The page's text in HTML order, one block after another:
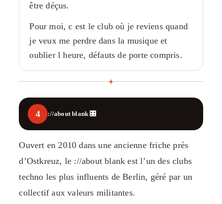
être déçus.
Pour moi, c est le club où je reviens quand
je veux me perdre dans la musique et
oublier l heure, défauts de porte compris.
4 ://about blank 🎛️
Ouvert en 2010 dans une ancienne friche près
d’Ostkreuz, le ://about blank est l’un des clubs
techno les plus influents de Berlin, géré par un
collectif aux valeurs militantes.